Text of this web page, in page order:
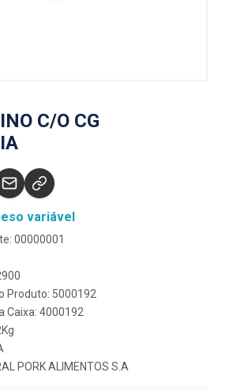
C/O CG
variável
00000001
Produto: 5000192
Caixa: 4000192
PORK ALIMENTOS S.A